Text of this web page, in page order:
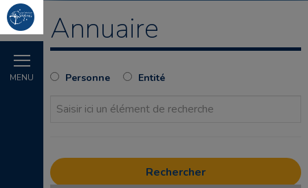
MENU
Annuaire
Personne Entité